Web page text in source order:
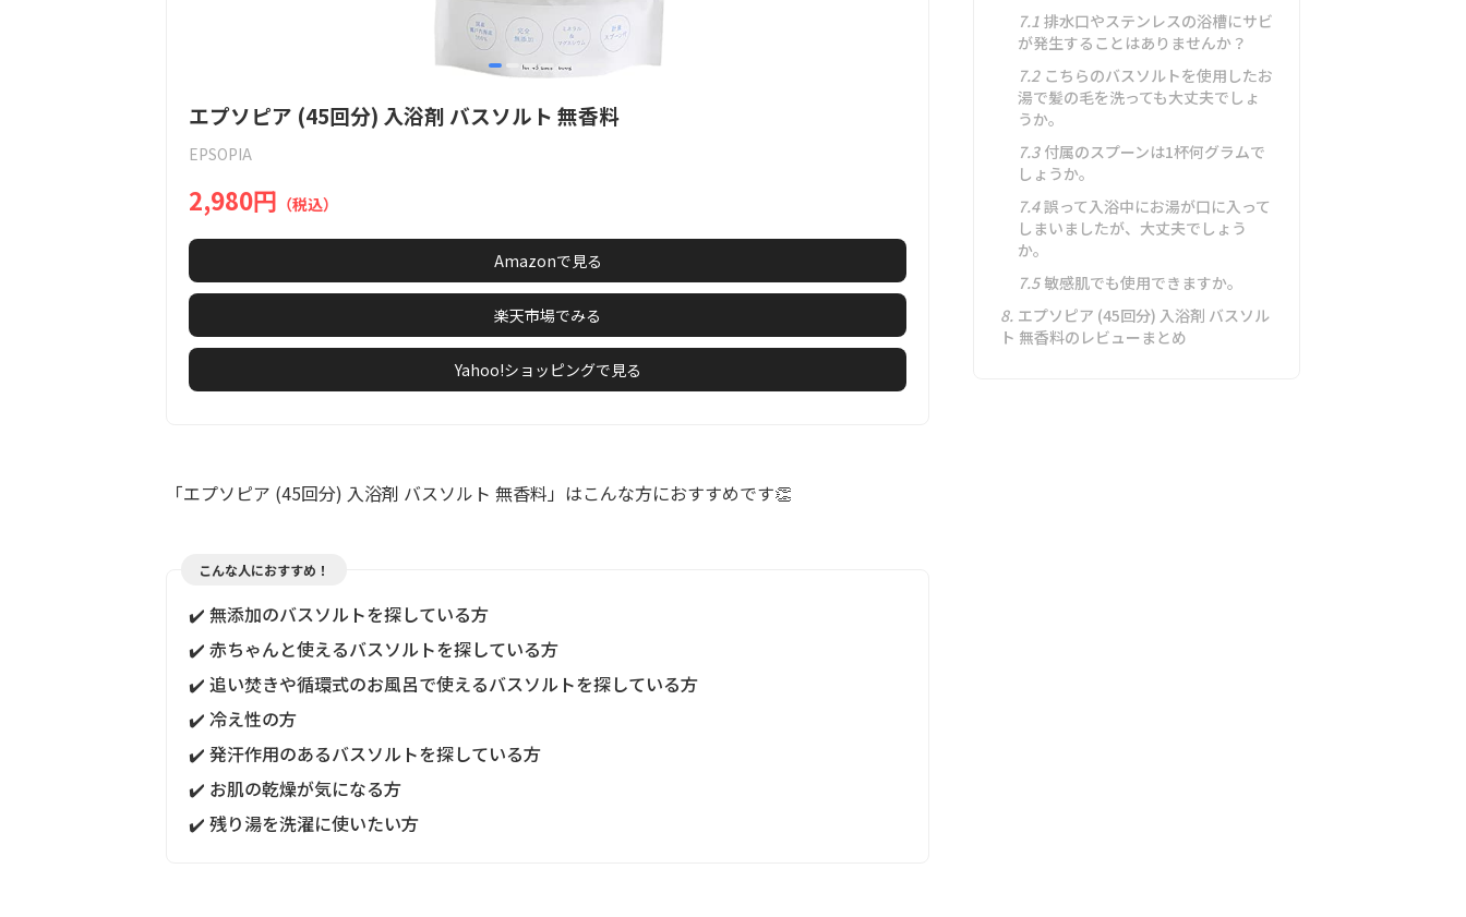
itemitemitemitemitem
1
of
7
エプソピア (45回分) 入浴剤 バスソルト 無香料
EPSOPIA
2,980円 （税込）
Amazonで見る
楽天市場でみる
Yahoo!ショッピングで見る
「エプソピア (45回分) 入浴剤 バスソルト 無香料」はこんな方におすすめです👏
こんな人におすすめ！
✔️ 無添加のバスソルトを探している方
✔️ 赤ちゃんと使えるバスソルトを探している方
✔️ 追い焚きや循環式のお風呂で使えるバスソルトを探している方
✔️ 冷え性の方
✔️ 発汗作用のあるバスソルトを探している方
✔️ お肌の乾燥が気になる方
✔️ 残り湯を洗濯に使いたい方
7.1 排水口やステンレスの浴槽にサビ
が発生することはありませんか？
7.2 こちらのバスソルトを使用したお
湯で髪の毛を洗っても大丈夫でしょ
うか。
7.3 付属のスプーンは1杯何グラムで
しょうか。
7.4 誤って入浴中にお湯が口に入って
しまいましたが、大丈夫でしょう
か。
7.5 敏感肌でも使用できますか。
8. エプソピア (45回分) 入浴剤 バスソル
ト 無香料のレビューまとめ